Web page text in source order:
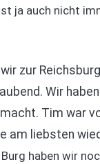
ja auch nicht
zur
Wir
Tim war
am liebsten
haben wir